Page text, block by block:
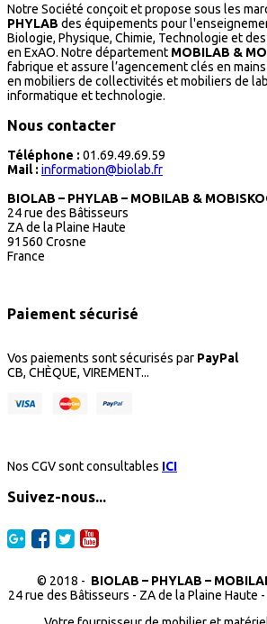
Notre Société conçoit et propose sous les
PHYLAB des équipements pour
Biologie, Physique, Chimie, Technologie et
en ExAO. Notre département MOBILAB &
fabrique et assure l’agencement clés en
en mobiliers de collectivités et mobiliers de
informatique et technologie.
Nous contacter
Téléphone : 01.69.49.69.59
Mail : information@biolab.fr
BIOLAB – PHYLAB – MOBILAB &
24 rue des Bâtisseurs
ZA de la Plaine Haute
91560 Crosne
France
Paiement sécurisé
Vos paiements sont sécurisés par PayPal
CB, CHÈQUE, VIREMENT...
Nos CGV sont consultables ICI
Suivez-nous...
© 2018 - BIOLAB – PHYLAB –
24 rue des Bâtisseurs - ZA de la Plaine Haute